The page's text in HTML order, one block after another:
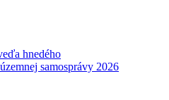
hnedého
samosprávy 2026